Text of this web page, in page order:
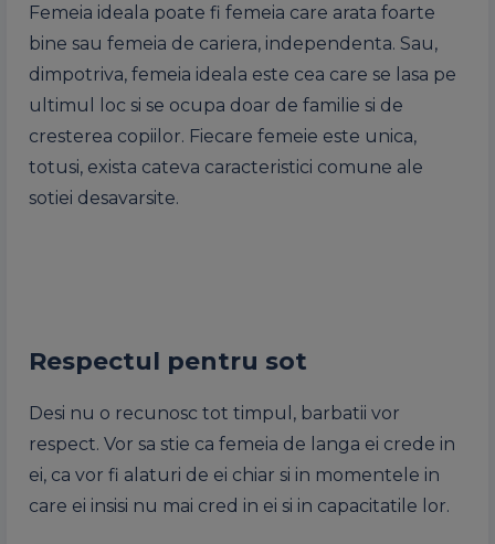
Femeia ideala poate fi femeia care arata foarte
bine sau femeia de cariera, independenta. Sau,
dimpotriva, femeia ideala este cea care se lasa pe
ultimul loc si se ocupa doar de familie si de
cresterea copiilor. Fiecare femeie este unica,
totusi, exista cateva caracteristici comune ale
sotiei desavarsite.
Respectul pentru sot
Desi nu o recunosc tot timpul, barbatii vor
respect. Vor sa stie ca femeia de langa ei crede in
ei, ca vor fi alaturi de ei chiar si in momentele in
care ei insisi nu mai cred in ei si in capacitatile lor.